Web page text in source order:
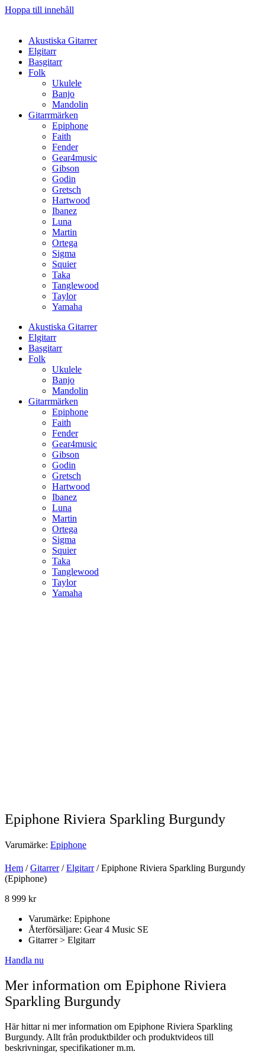
Hoppa till innehåll
Akustiska Gitarrer
Elgitarr
Basgitarr
Folk
Ukulele
Banjo
Mandolin
Gitarrmärken
Epiphone
Faith
Fender
Gear4music
Gibson
Godin
Gretsch
Hartwood
Ibanez
Luna
Martin
Ortega
Sigma
Squier
Taka
Tanglewood
Taylor
Yamaha
Akustiska Gitarrer
Elgitarr
Basgitarr
Folk
Ukulele
Banjo
Mandolin
Gitarrmärken
Epiphone
Faith
Fender
Gear4music
Gibson
Godin
Gretsch
Hartwood
Ibanez
Luna
Martin
Ortega
Sigma
Squier
Taka
Tanglewood
Taylor
Yamaha
Epiphone Riviera Sparkling Burgundy
Varumärke: Epiphone
Hem /Gitarrer/Elgitarr/ Epiphone Riviera Sparkling Burgundy
(Epiphone)
8 999 kr
Varumärke: Epiphone
Återförsäljare: Gear 4 Music SE
Gitarrer > Elgitarr
Handla nu
Mer information om Epiphone Riviera
Sparkling Burgundy
Här hittar ni mer information om Epiphone Riviera Sparkling
Burgundy. Allt från produktbilder och produktvideos till
beskrivningar, specifikationer m.m.